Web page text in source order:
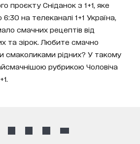
проєкту Сніданок з 1+1, яке
на телеканалі 1+1 Україна,
смачних рецептів від
та зірок. Любите смачно
смаколиками рідних? У такому
рубрикою Чоловіча